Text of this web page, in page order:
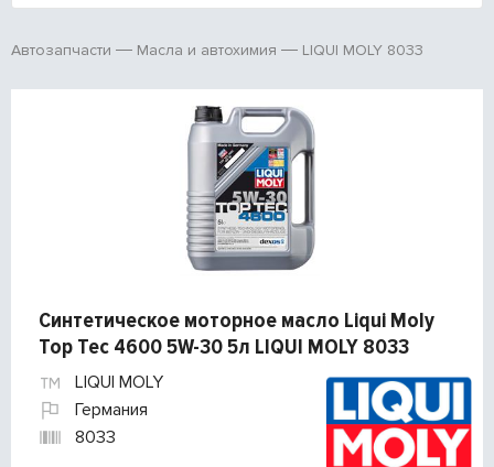
Автозапчасти Масла и автохимия LIQUI MOLY 8033
Синтетическое моторное масло Liqui Moly
Top Tec 4600 5W-30 5л LIQUI MOLY 8033
LIQUI MOLY
Германия
8033